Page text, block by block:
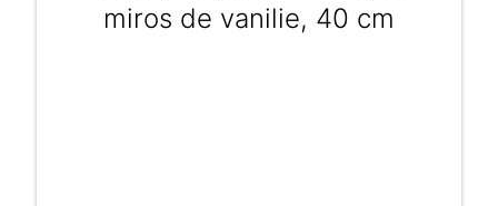
miros de vanilie, 40 cm